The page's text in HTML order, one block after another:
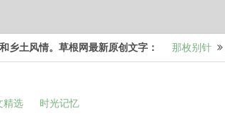
乡土风情。草根网最新原创文字： 那枚别针
精选 时光记忆